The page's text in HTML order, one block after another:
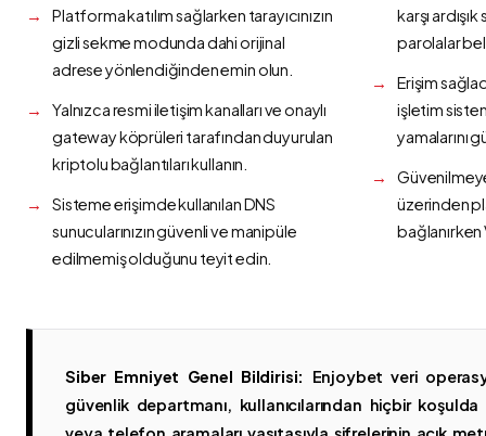
Platforma katılım sağlarken tarayıcınızın
gizli sekme modunda dahi orijinal
adrese yönlendiğinden emin olun.
Yalnızca resmi iletişim kanalları ve onaylı
gateway köprüleri tarafından duyurulan
kriptolu bağlantıları kullanın.
Sisteme erişimde kullanılan DNS
sunucularınızın güvenli ve manipüle
edilmemiş olduğunu teyit edin.
karşı
parolalar
Erişim
işletim
yamalarını
üzerinden
bağlanırken
Siber Emniyet Genel Bildirisi:
Enjoybet veri
güvenlik departmanı, kullanıcılarından hiçbir